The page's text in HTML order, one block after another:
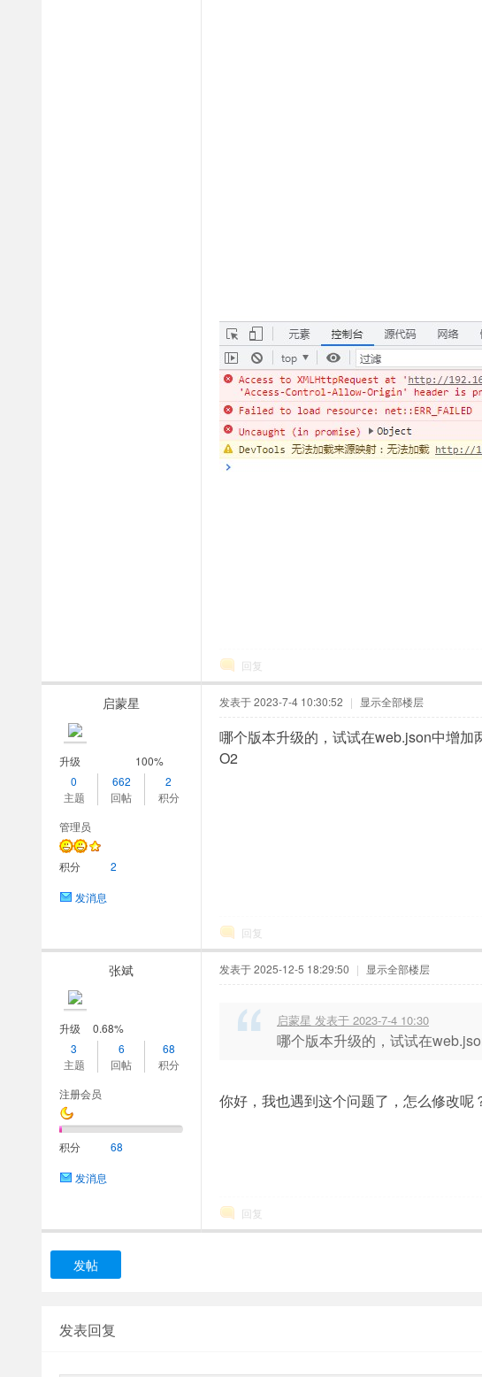
回复
启蒙星
升级
100%
0
主题
662
回帖
2
积分
管理员
积分 2
发消息
发表于 2023-7-4 10:30:52 | 显示全部楼层
哪个版本升级的，试试在web.json中增
O2
回复
张斌
升级
0.68%
3
主题
6
回帖
68
积分
注册会员
积分 68
发消息
发表于 2025-12-5 18:29:50 | 显示全部楼层
启蒙星 发表于 2023-7-4 10:30
哪个版本升级的，试试在
你好，我也遇到这个问题了，怎么修改呢
回复
发帖
发表回复